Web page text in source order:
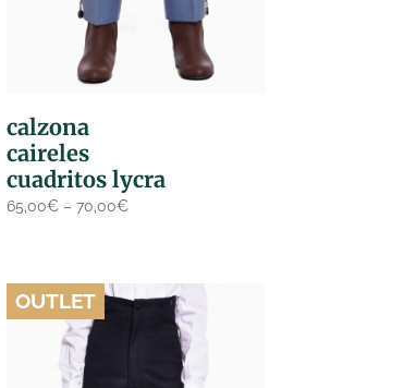
calzona
caireles
cuadritos lycra
65,00€ –70,00€
OUTLET